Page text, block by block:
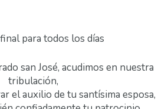
para todos los días
san José, acudimos en nuestra
tribulación,
el auxilio de tu santísima esposa,